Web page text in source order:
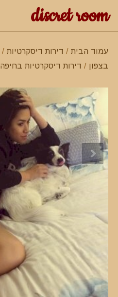
discret room
עמוד הבית / דירות דיסקרטיות /
בצפון / דירות דיסקרטיות בחיפה